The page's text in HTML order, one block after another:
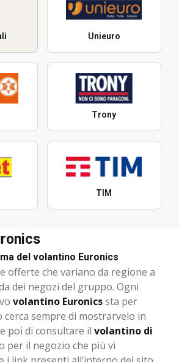
Unieuro
Trony
TIM
del volantino Euronics
offerte che variano da regione a
dei negozi del gruppo. Ogni
volantino Euronicssta per
sempre di mostrarvelo in
poi di consultare il volantino di
per il negozio che più vi